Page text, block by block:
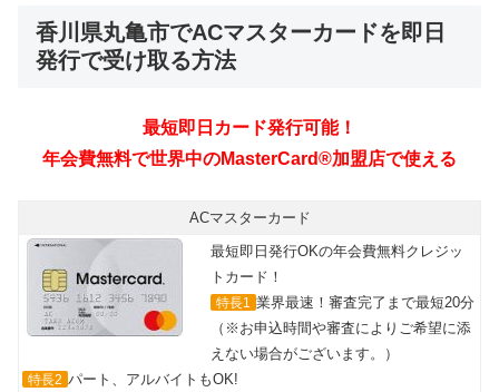
香川県丸亀市でACマスターカードを即日
発行で受け取る方法
ACマスターカード
最短即日発行OKの年会費無料クレジッ
トカード！
特長1 業界最速！審査完了まで最短20分
（※お申込時間や審査によりご希望に添
えない場合がございます。）
特長2 パート、アルバイトもOK!